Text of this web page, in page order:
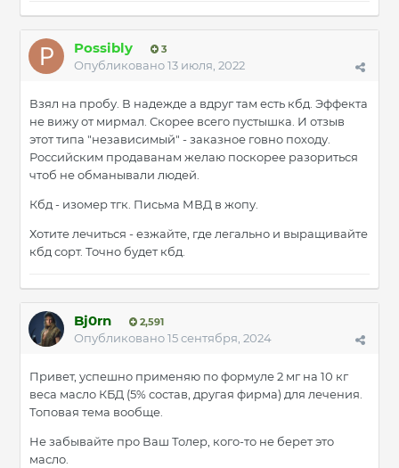
Possibly 3
Опубликовано13 июля, 2022
Взял на пробу. В надежде а вдруг там есть кбд. Эффекта
не вижу от мирмал. Скорее всего пустышка. И отзыв
этот типа "независимый" - заказное говно походу.
Российским продаванам желаю поскорее разориться
чтоб не обманывали людей.
Кбд - изомер тгк. Письма МВД в жопу.
Хотите лечиться - езжайте, где легально и выращивайте
кбд сорт. Точно будет кбд.
Bj0rn 2,591
Опубликовано15 сентября, 2024
Привет, успешно применяю по формуле 2 мг на 10 кг
веса масло КБД (5% состав, другая фирма) для лечения.
Топовая тема вообще.
Не забывайте про Ваш Толер, кого-то не берет это
масло.